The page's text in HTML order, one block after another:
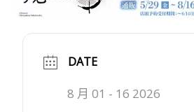
DATE
8 月 01 - 16 2026